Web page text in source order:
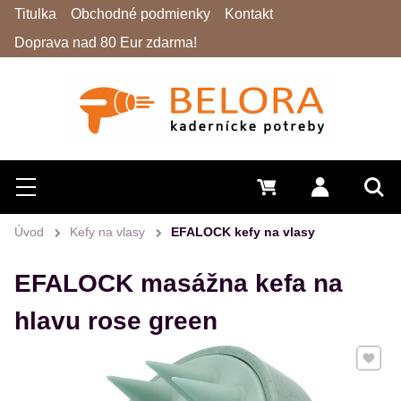
Hľadať
Menu Prihlásiť
0 €
Titulka Obchodné podmienky
Kontakt
Doprava nad 80 Eur zdarma!
Úvod Kefy na vlasy EFALOCK kefy na vlasy
EFALOCK masážna kefa na
hlavu rose green
Pridať